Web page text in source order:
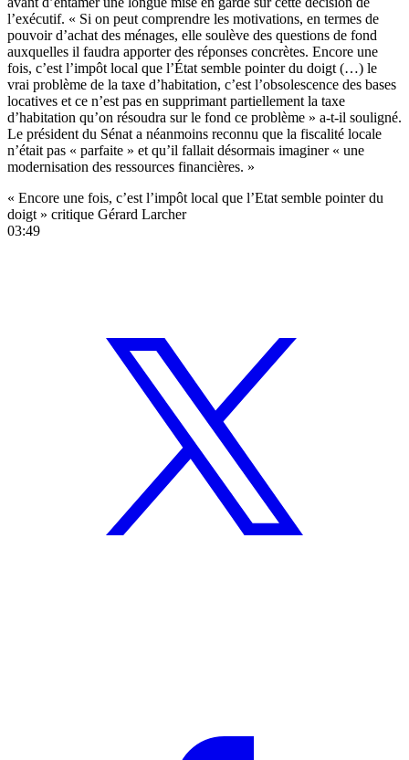
l’exécutif. « Si on peut comprendre les motivations, en termes de
pouvoir d’achat des ménages, elle soulève des questions de fond
auxquelles il faudra apporter des réponses concrètes. Encore une
fois, c’est l’impôt local que l’État semble pointer du doigt (…) le
vrai problème de la taxe d’habitation, c’est l’obsolescence des bases
locatives et ce n’est pas en supprimant partiellement la taxe
d’habitation qu’on résoudra sur le fond ce problème » a-t-il souligné.
Le président du Sénat a néanmoins reconnu que la fiscalité locale
n’était pas « parfaite » et qu’il fallait désormais imaginer « une
modernisation des ressources financières. »
« Encore une fois, c’est l’impôt local que l’Etat semble pointer du
doigt » critique Gérard Larcher
03:49